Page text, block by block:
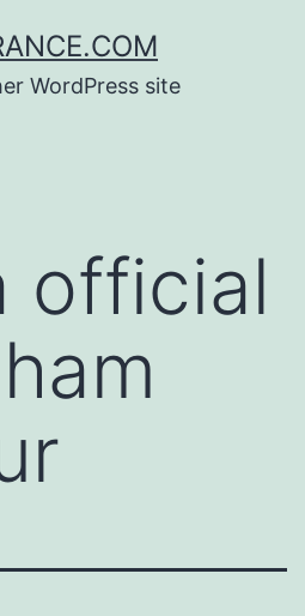
WordPress site
official